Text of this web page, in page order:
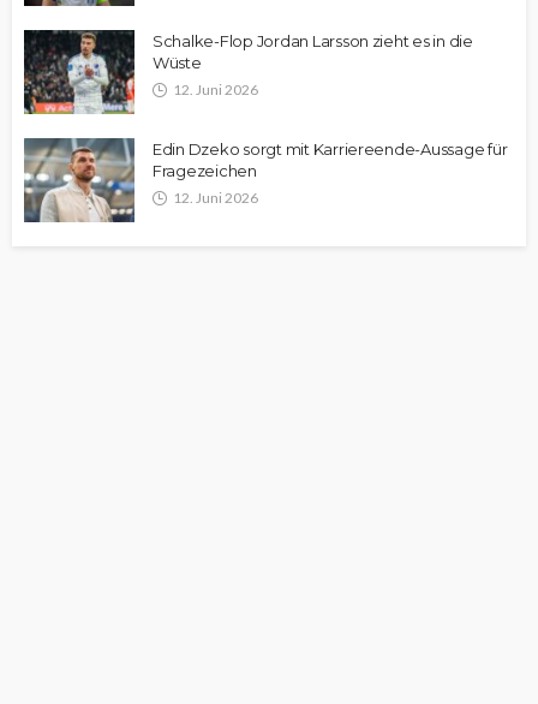
Schalke-Flop Jordan Larsson zieht es in die
Wüste
12. Juni 2026
Edin Dzeko sorgt mit Karriereende-Aussage für
Fragezeichen
12. Juni 2026